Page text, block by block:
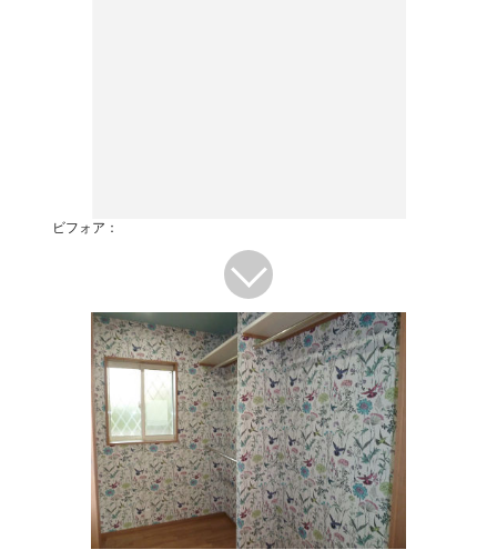
ビフォア：